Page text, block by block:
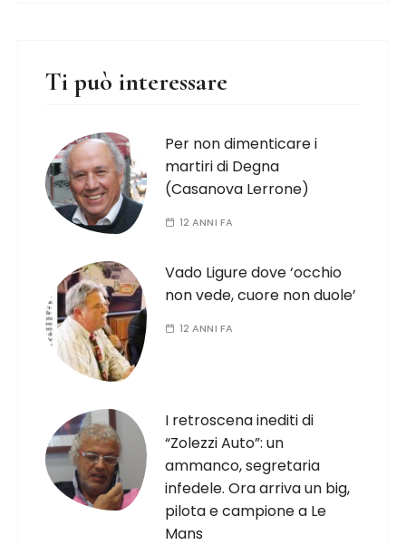
Ti può interessare
Per non dimenticare i
martiri di Degna
(Casanova Lerrone)
12 ANNI FA
Vado Ligure dove ‘occhio
non vede, cuore non duole’
12 ANNI FA
I retroscena inediti di
“Zolezzi Auto”: un
ammanco, segretaria
infedele. Ora arriva un big,
pilota e campione a Le
Mans